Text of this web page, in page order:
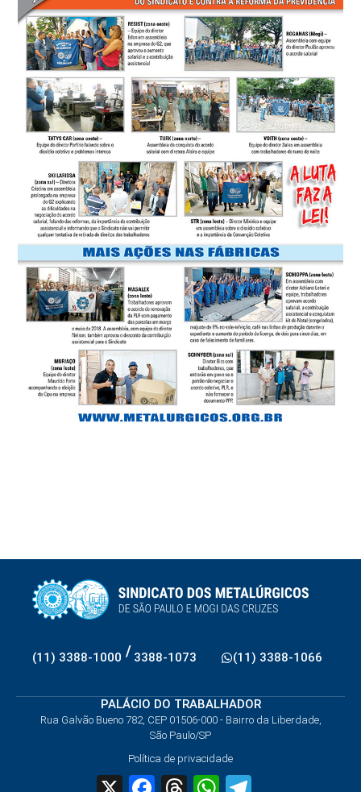
(11) 3388-1000 / 3388-1073 (11) 3388-1066
PALÁCIO DO TRABALHADOR
Rua Galvão Bueno 782, CEP 01506-000 - Bairro da Liberdade,
São Paulo/SP
Política de privacidade
X FacebookThreadsWhatsApp